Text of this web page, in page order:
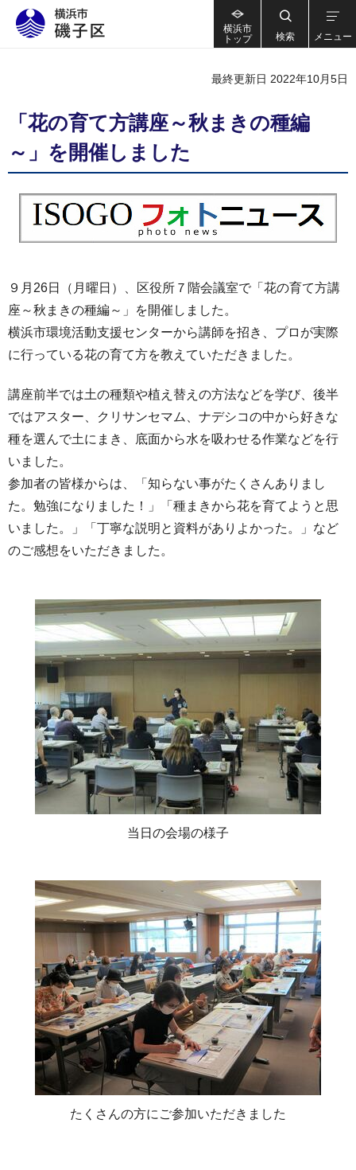
横浜市
トップ
検索 メニュー
最終更新日 2022年10月5日
「花の育て方講座～秋まきの種編
～」を開催しました
９月26日（月曜日）、区役所７階会議室で「花の育て方講
座～秋まきの種編～」を開催しました。
横浜市環境活動支援センターから講師を招き、プロが実際
に行っている花の育て方を教えていただきました。
講座前半では土の種類や植え替えの方法などを学び、後半
ではアスター、クリサンセマム、ナデシコの中から好きな
種を選んで土にまき、底面から水を吸わせる作業などを行
いました。
参加者の皆様からは、「知らない事がたくさんありまし
た。勉強になりました！」「種まきから花を育てようと思
いました。」「丁寧な説明と資料がありよかった。」など
のご感想をいただきました。
当日の会場の様子
たくさんの方にご参加いただきました